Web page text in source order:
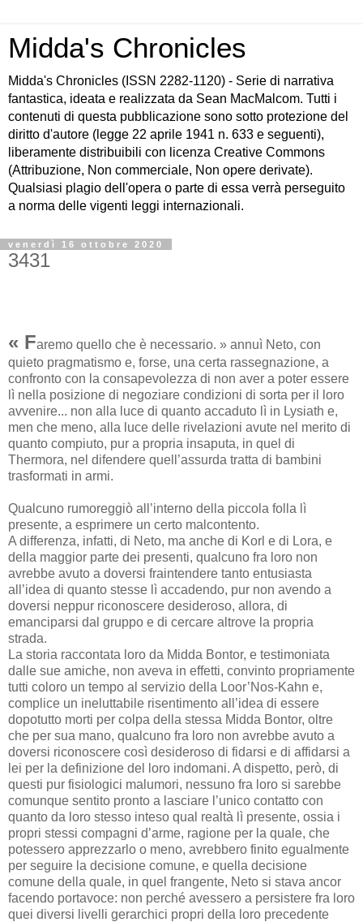
Midda's Chronicles
Midda's Chronicles (ISSN 2282-1120) - Serie di narrativa
fantastica, ideata e realizzata da Sean MacMalcom. Tutti i
contenuti di questa pubblicazione sono sotto protezione del
diritto d'autore (legge 22 aprile 1941 n. 633 e seguenti),
liberamente distribuibili con licenza Creative Commons
(Attribuzione, Non commerciale, Non opere derivate).
Qualsiasi plagio dell'opera o parte di essa verrà perseguito
a norma delle vigenti leggi internazionali.
venerdì 16 ottobre 2020
3431
« Faremo quello che è necessario. » annuì Neto, con
quieto pragmatismo e, forse, una certa rassegnazione, a
confronto con la consapevolezza di non aver a poter essere
lì nella posizione di negoziare condizioni di sorta per il loro
avvenire... non alla luce di quanto accaduto lì in Lysiath e,
men che meno, alla luce delle rivelazioni avute nel merito di
quanto compiuto, pur a propria insaputa, in quel di
Thermora, nel difendere quell’assurda tratta di bambini
trasformati in armi.
Qualcuno rumoreggiò all’interno della piccola folla lì
presente, a esprimere un certo malcontento.
A differenza, infatti, di Neto, ma anche di Korl e di Lora, e
della maggior parte dei presenti, qualcuno fra loro non
avrebbe avuto a doversi fraintendere tanto entusiasta
all’idea di quanto stesse lì accadendo, pur non avendo a
doversi neppur riconoscere desideroso, allora, di
emanciparsi dal gruppo e di cercare altrove la propria
strada.
La storia raccontata loro da Midda Bontor, e testimoniata
dalle sue amiche, non aveva in effetti, convinto propriamente
tutti coloro un tempo al servizio della Loor’Nos-Kahn e,
complice un ineluttabile risentimento all’idea di essere
dopotutto morti per colpa della stessa Midda Bontor, oltre
che per sua mano, qualcuno fra loro non avrebbe avuto a
doversi riconoscere così desideroso di fidarsi e di affidarsi a
lei per la definizione del loro indomani. A dispetto, però, di
questi pur fisiologici malumori, nessuno fra loro si sarebbe
comunque sentito pronto a lasciare l’unico contatto con
quanto da loro stesso inteso qual realtà lì presente, ossia i
propri stessi compagni d’arme, ragione per la quale, che
potessero apprezzarlo o meno, avrebbero finito egualmente
per seguire la decisione comune, e quella decisione
comune della quale, in quel frangente, Neto si stava ancor
facendo portavoce: non perché avessero a persistere fra loro
quei diversi livelli gerarchici propri della loro precedente